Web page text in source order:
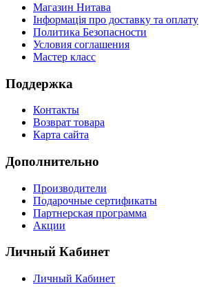
Магазин Нитава
Інформація про доставку та оплату
Политика Безопасности
Условия соглашения
Мастер класс
Поддержка
Контакты
Возврат товара
Карта сайта
Дополнительно
Производители
Подарочные сертификаты
Партнерская программа
Акции
Личный Кабинет
Личный Кабинет